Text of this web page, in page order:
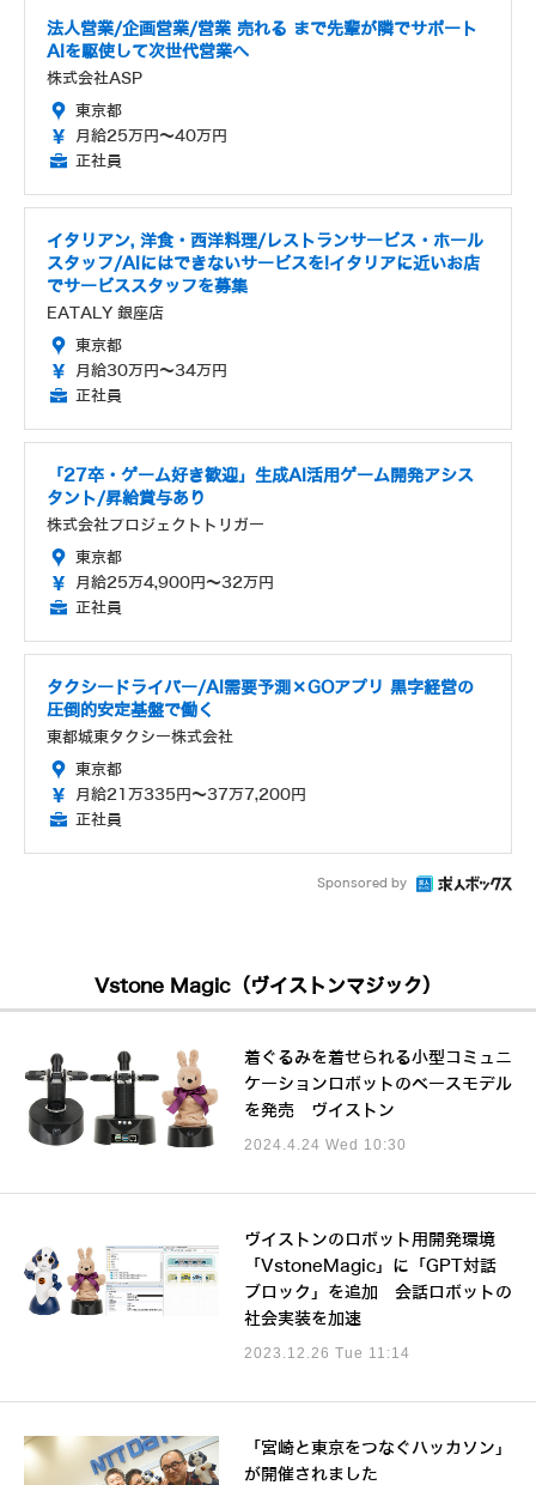
法人営業/企画営業/営業 売れる まで先輩が隣でサポート
AIを駆使して次世代営業へ
株式会社ASP
東京都
月給25万円～40万円
正社員
イタリアン, 洋食・西洋料理/レストランサービス・ホール
スタッフ/AIにはできないサービスを!イタリアに近いお店
でサービススタッフを募集
EATALY 銀座店
東京都
月給30万円～34万円
正社員
「27卒・ゲーム好き歓迎」生成AI活用ゲーム開発アシス
タント/昇給賞与あり
株式会社プロジェクトトリガー
東京都
月給25万4,900円～32万円
正社員
タクシードライバー/AI需要予測×GOアプリ 黒字経営の
圧倒的安定基盤で働く
東都城東タクシー株式会社
東京都
月給21万335円～37万7,200円
正社員
Sponsored by
Vstone Magic（ヴイストンマジック）
着ぐるみを着せられる小型コミュニ
ケーションロボットのベースモデル
を発売 ヴイストン
2024.4.24 Wed 10:30
ヴイストンのロボット用開発環境
「VstoneMagic」に「GPT対話
ブロック」を追加 会話ロボットの
社会実装を加速
2023.12.26 Tue 11:14
「宮崎と東京をつなぐハッカソン」
が開催されました